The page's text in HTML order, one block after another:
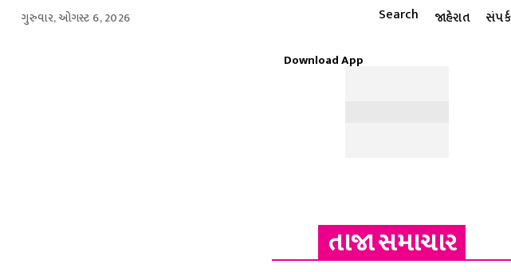
ગુરુવાર, ઓગસ્ટ 6, 2026 Search જાહેરાત સંપર્ક
Download App
તાજા સમાચાર